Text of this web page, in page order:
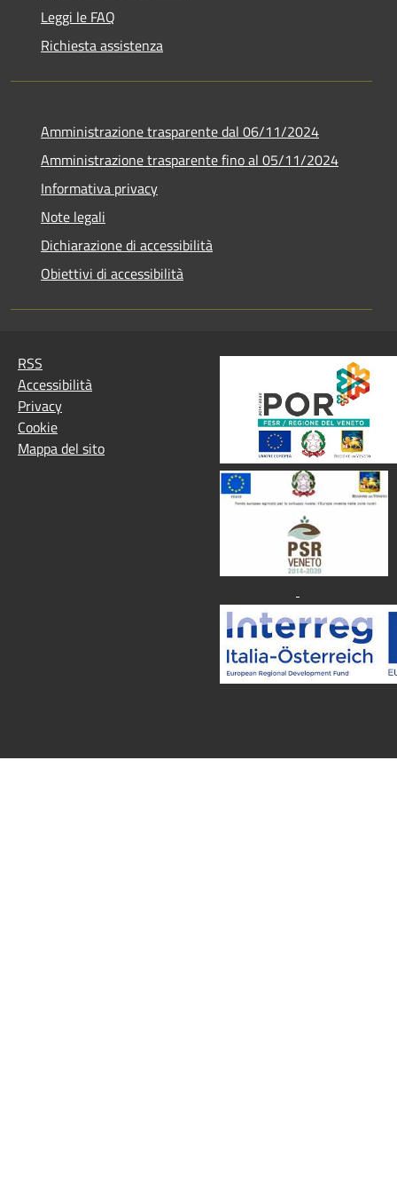
Leggi le FAQ
Richiesta assistenza
Amministrazione trasparente dal 06/11/2024
Amministrazione trasparente fino al 05/11/2024
Informativa privacy
Note legali
Dichiarazione di accessibilità
Obiettivi di accessibilità
RSS
Accessibilità
Privacy
Cookie
Mappa del sito